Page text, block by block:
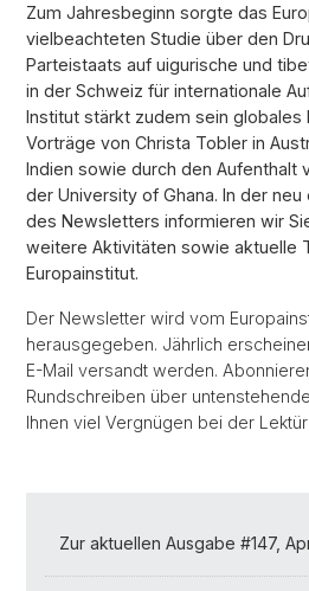
Zum Jahresbeginn sorgte das
vielbeachteten Studie über den
Parteistaats auf uigurische und
in der Schweiz für internationale
Institut stärkt zudem sein globales
Vorträge von Christa Tobler in
Indien sowie durch den Aufenthalt
der University of Ghana. In der
des Newsletters informieren wir
weitere Aktivitäten sowie aktuelle
Europainstitut.
Der Newsletter wird vom
herausgegeben. Jährlich
E-Mail versandt werden.
Rundschreiben über
Ihnen viel Vergnügen bei der
Zur aktuellen Ausgabe #147,